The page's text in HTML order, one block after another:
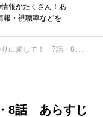
報がたくさん！あ
報・視聴率などを
して！ 7話・8話 あらすじと感想
8話 あらすじ